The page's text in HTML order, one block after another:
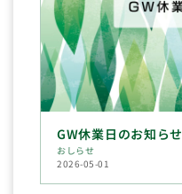
GW休業日のお知らせ
おしらせ
2026-05-01